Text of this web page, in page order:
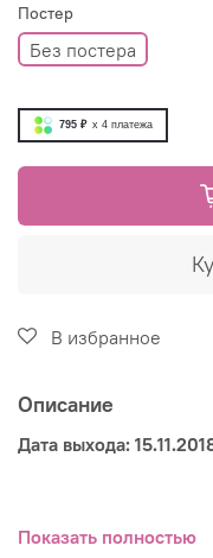
Постер
Без постера
795 ₽ x 4 платежа
В избранное
Описание
Дата выхода:
В комплект входят:
Показать полностью